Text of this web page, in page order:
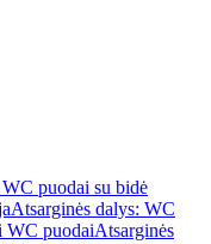
puodai su bidė
Atsarginės dalys: WC
WC puodaiAtsarginės